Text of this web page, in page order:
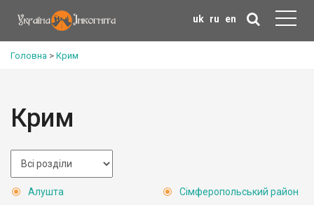
uk ru en
Головна > Крим
Крим
Алушта
Сімферопольський район